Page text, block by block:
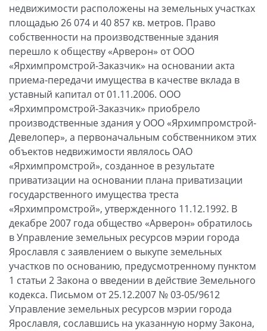
недвижимости расположены на земельных участках
площадью 26 074 и 40 857 кв. метров. Право
собственности на производственные здания
перешло к обществу «Арверон» от ООО
«Ярхимпромстрой-Заказчик» на основании акта
приема-передачи имущества в качестве вклада в
уставный капитал от 01.11.2006. ООО
«Ярхимпромстрой-Заказчик» приобрело
производственные здания у ООО «Ярхимпромстрой-
Девелопер», а первоначальным собственником этих
объектов недвижимости являлось ОАО
«Ярхимпромстрой», созданное в результате
приватизации на основании плана приватизации
государственного имущества треста
«Ярхимпромстрой», утвержденного 11.12.1992. В
декабре 2007 года общество «Арверон» обратилось
в Управление земельных ресурсов мэрии города
Ярославля с заявлением о выкупе земельных
участков по основанию, предусмотренному пунктом
1 статьи 2 Закона о введении в действие Земельного
кодекса. Письмом от 25.12.2007 № 03-05/9612
Управление земельных ресурсов мэрии города
Ярославля, сославшись на указанную норму Закона,